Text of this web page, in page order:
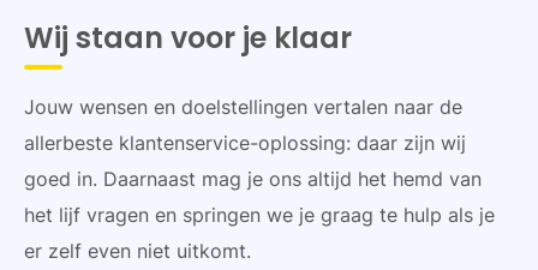
Wij staan voor je klaar
Jouw wensen en doelstellingen vertalen naar de
allerbeste klantenservice-oplossing: daar zijn wij
goed in. Daarnaast mag je ons altijd het hemd van
het lijf vragen en springen we je graag te hulp als je
er zelf even niet uitkomt.